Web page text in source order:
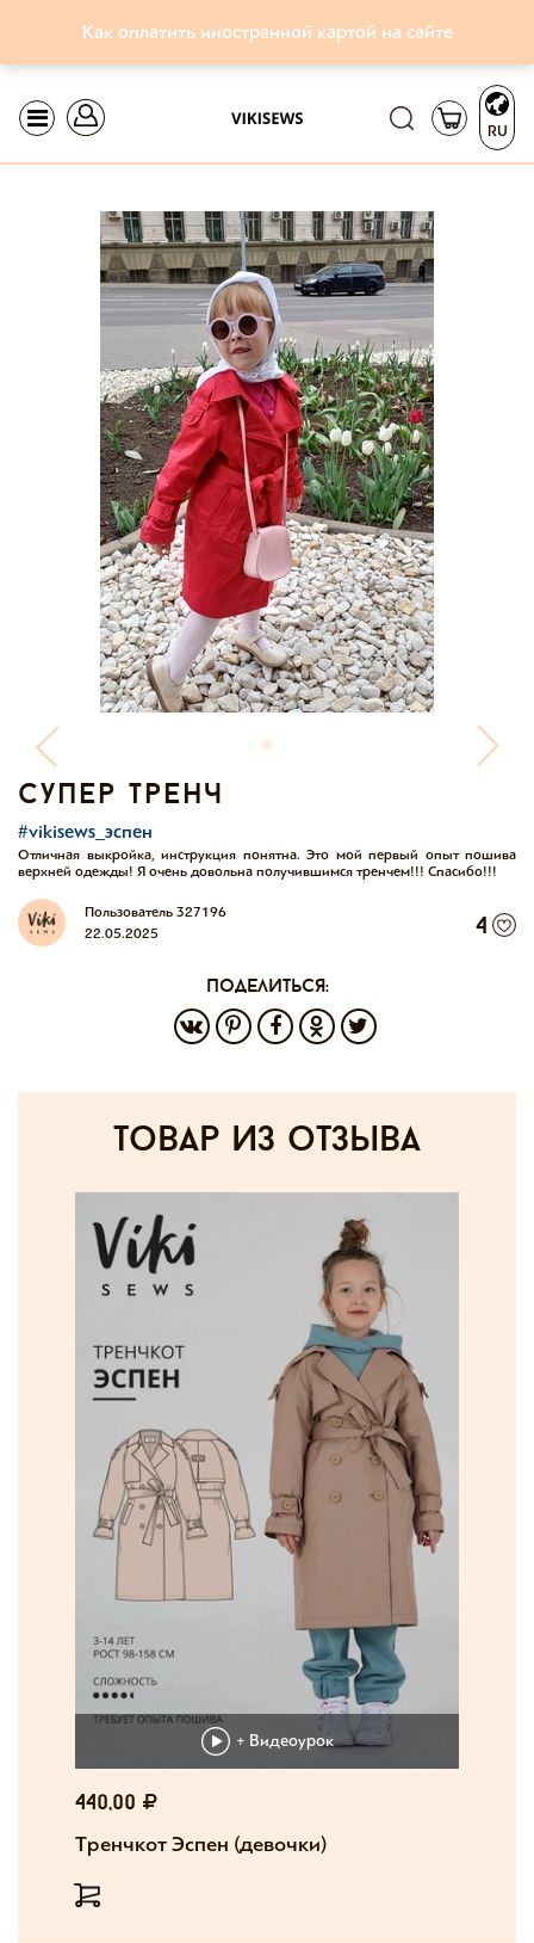
Как оплатить иностранной картой на сайте
RU
супер тренч
#vikisews_эспен
Отличная выкройка, инструкция понятна. Это мой первый опыт пошива
верхней одежды! Я очень довольна получившимся тренчем!!! Спасибо!!!
Пользователь 327196
22.05.2025
4
поделиться:
товар из отзыва
+ Видеоурок
440,00
Тренчкот Эспен (девочки)